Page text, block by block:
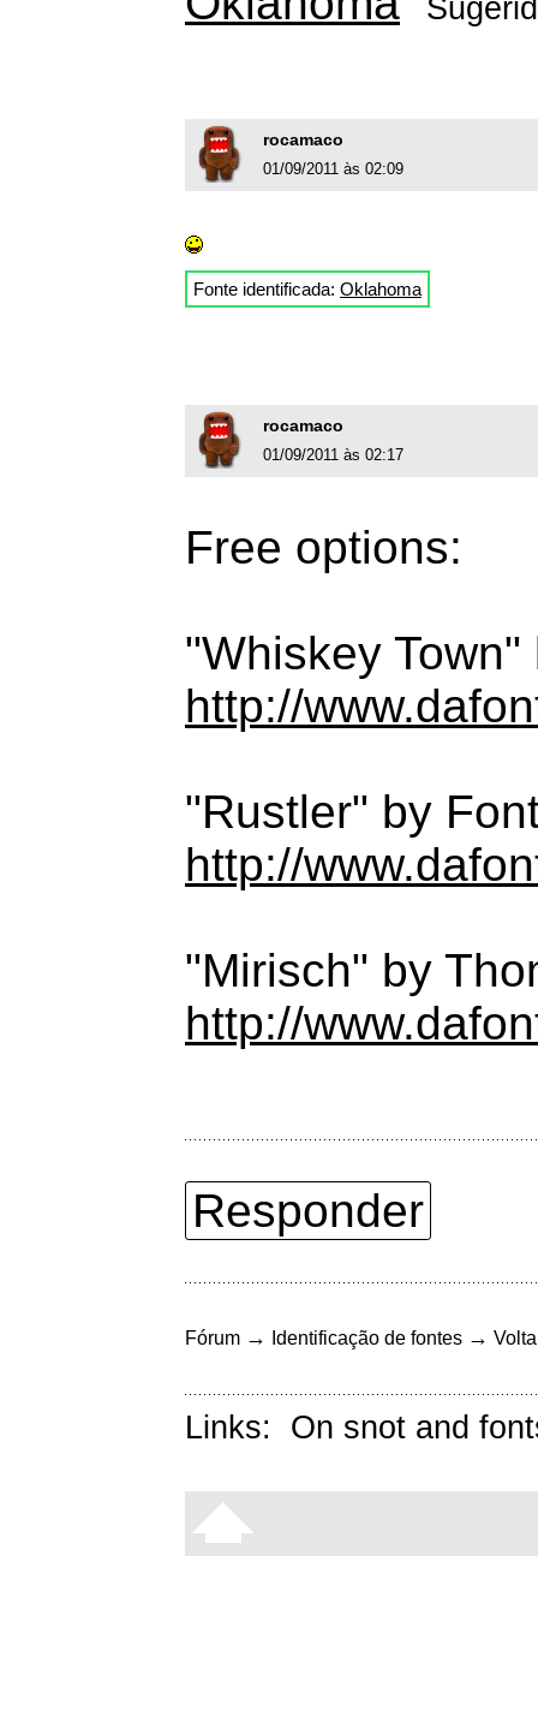
rocamaco
01/09/2011 às 02:09
Fonte identificada: Oklahoma
rocamaco
01/09/2011 às 02:17
Free options:
"Whiskey Town"
http://
"Rustler" by
http://
"Mirisch" by
http://
Responder
Fórum → Identificação de fontes →
Links: On snot and